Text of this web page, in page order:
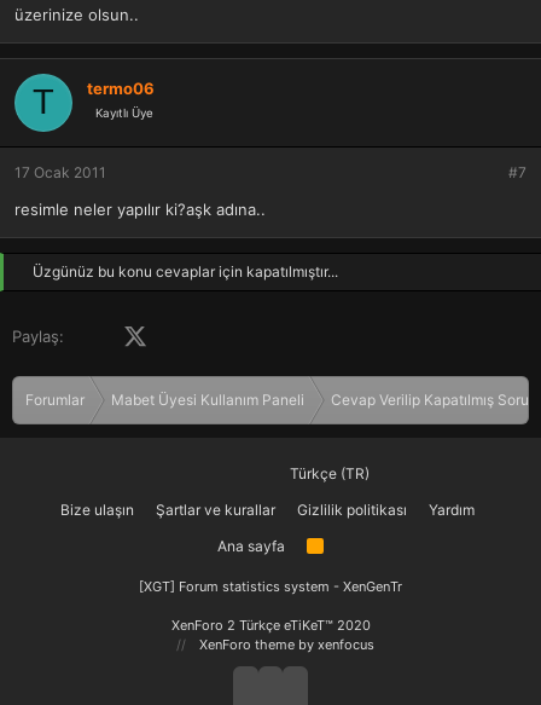
üzerinize olsun..
T termo06
Kayıtlı Üye
17 Ocak 2011 #7
resimle neler yapılır ki?aşk adına..
Üzgünüz bu konu cevaplar için kapatılmıştır...
Paylaş: Facebook
Forumlar Mabet Üyesi Kullanım Paneli Cevap Verilip Kapatılmış
Türkçe (TR)
Bize ulaşın
Şartlar ve kurallar Gizlilik politikası
Yardım
Ana sayfa
R
[XGT] Forum statistics system - XenGenTr
XenForo 2 Türkçe eTiKeT™ 2020
XenForo theme by xenfocus